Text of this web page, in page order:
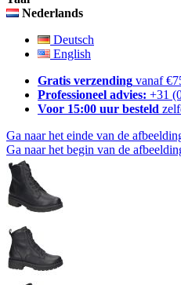
Nederlands
Deutsch
English
Gratis verzending vanaf
Professioneel advies: +31
Voor 15:00 uur besteld
Ga naar het einde van de
Ga naar het begin van de